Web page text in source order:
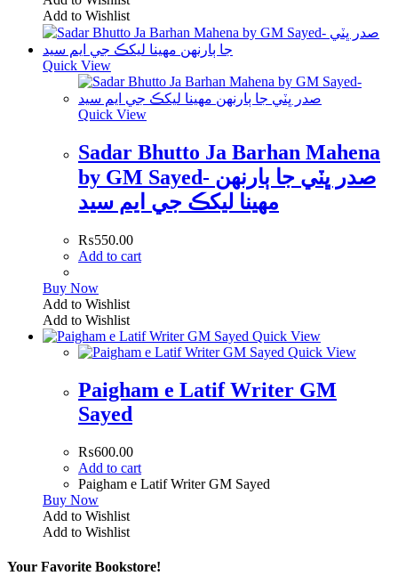
Add to Wishlist
Quick View
Quick View
Sadar Bhutto Ja Barhan Mahena
by GM Sayed- صدر ڀٽي جا ٻارنهن
مهينا ليکڪ جي ايم سيد
₨550.00
Add to cart
Buy Now
Add to Wishlist
Add to Wishlist
Quick View
Quick View
Paigham e Latif Writer GM
Sayed
₨600.00
Add to cart
Paigham e Latif Writer GM Sayed
Buy Now
Add to Wishlist
Add to Wishlist
Your Favorite Bookstore!